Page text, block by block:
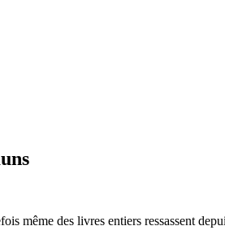
même des livres entiers ressassent